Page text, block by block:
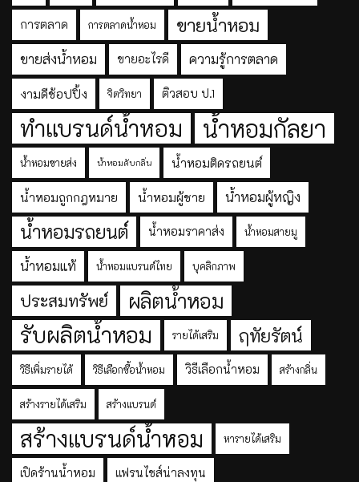
การตลาด การตลาดน้ำหอม ขายน้ำหอม
ขายส่งน้ำหอม ขายอะไรดี ความรู้การตลาด
งามดีช้อปปิ้ง จิตวิทยา ติวสอบ ป.1
ทำแบรนด์น้ำหอม น้ำหอมกัลยา
น้ำหอมขายส่ง น้ำหอมดับกลิ่น น้ำหอมติดรถยนต์
น้ำหอมถูกกฎหมาย น้ำหอมผู้ชาย น้ำหอมผู้หญิง
น้ำหอมรถยนต์ น้ำหอมราคาส่ง น้ำหอมสายมู
น้ำหอมแท้ น้ำหอมแบรนด์ไทย บุคลิกภาพ
ประสมทรัพย์ ผลิตน้ำหอม
รับผลิตน้ำหอม รายได้เสริม ฤทัยรัตน์
วิธีเพิ่มรายได้ วิธีเลือกซื้อน้ำหอม วิธีเลือกน้ำหอม สร้างกลิ่น
สร้างรายได้เสริม สร้างแบรนด์
สร้างแบรนด์น้ำหอม หารายได้เสริม
เปิดร้านน้ำหอม แฟรนไชส์น่าลงทุน